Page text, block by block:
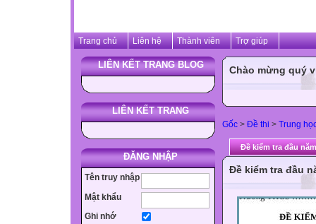
Trang chủ Liên hệ Thành viên Trợ giúp
LIÊN KẾT TRANG BLOG
LIÊN KẾT TRANG
ĐĂNG NHẬP
Tên truy nhập
Mật khẩu
Ghi nhớ
Chào mừng quý
Gốc > Đề thi > Trung
Đề kiểm tra đầu năm
Đề kiểm tra đầu